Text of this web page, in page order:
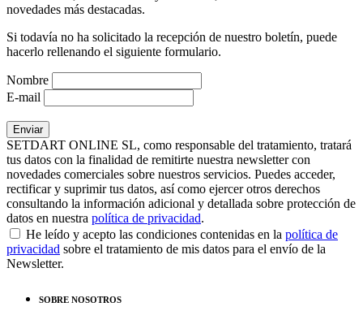
novedades más destacadas.
Si todavía no ha solicitado la recepción de nuestro boletín, puede
hacerlo rellenando el siguiente formulario.
Nombre
E-mail
SETDART ONLINE SL, como responsable del tratamiento, tratará
tus datos con la finalidad de remitirte nuestra newsletter con
novedades comerciales sobre nuestros servicios. Puedes acceder,
rectificar y suprimir tus datos, así como ejercer otros derechos
consultando la información adicional y detallada sobre protección de
datos en nuestra política de privacidad.
He leído y acepto las condiciones contenidas en la política de
privacidad sobre el tratamiento de mis datos para el envío de la
Newsletter.
SOBRE NOSOTROS